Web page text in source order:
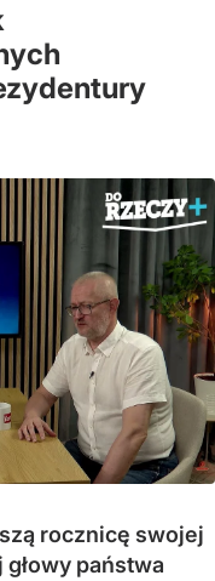
rocznicę swojej
państwa